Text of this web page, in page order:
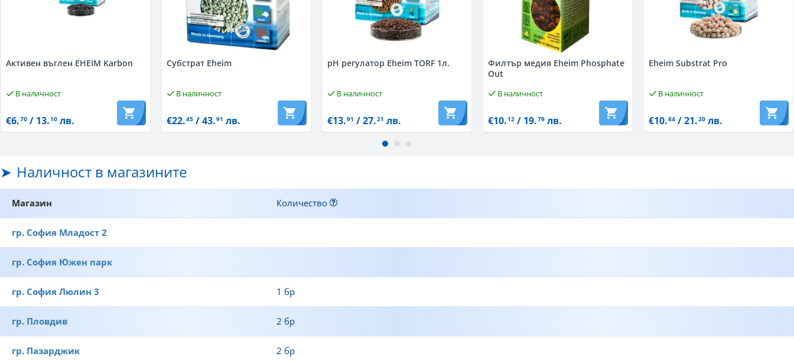
Активен въглен EHEIM Karbon
В наличност
€6.70 / 13.10 лв.
Субстрат Eheim
В наличност
€22.45 / 43.91 лв.
pH регулатор Eheim TORF 1л.
В наличност
€13.91 / 27.21 лв.
Филтър медия Eheim Phosphate
Out
В наличност
€10.12 / 19.79 лв.
Eheim Substrat Pro
В наличност
€10.84 / 21.20 лв.
Наличност в магазините
Магазин Количество
гр. София Младост 2
гр. София Южен парк
гр. София Люлин 3 1 бр
гр. Пловдив 2 бр
гр. Пазарджик 2 бр